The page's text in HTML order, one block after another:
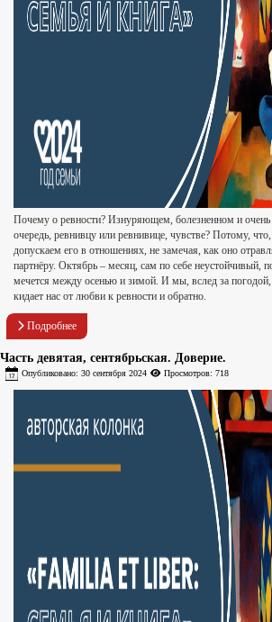
Почему о ревности? Изнуряющем, болезненном и
очередь, ревнивцу или ревнивице, чувстве? Потому,
допускаем его в отношениях, не замечая, как оно
партнёру. Октябрь – месяц, сам по себе неустойчивый,
мечется между осенью и зимой. И мы, вслед за
кидает нас от любви к ревности и обратно.
Подробнее
Часть девятая, сентябрьская. Доверие.
Опубликовано: 30 сентября 2024 Просмотров: 718